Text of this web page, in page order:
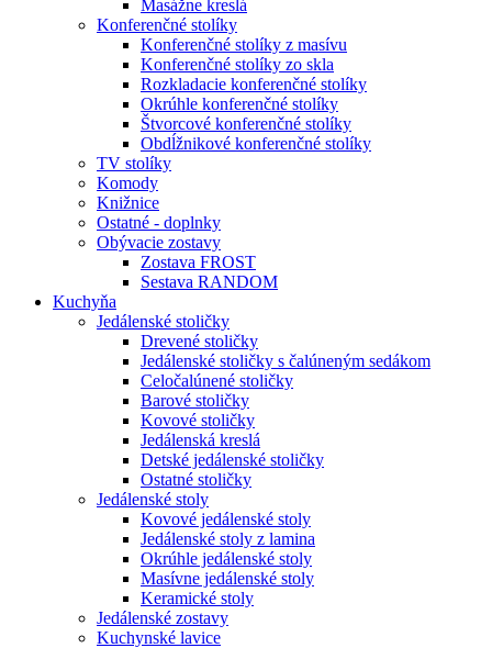
Masážne kreslá
Konferenčné stolíky
Konferenčné stolíky z masívu
Konferenčné stolíky zo skla
Rozkladacie konferenčné stolíky
Okrúhle konferenčné stolíky
Štvorcové konferenčné stolíky
Obdĺžnikové konferenčné stolíky
TV stolíky
Komody
Knižnice
Ostatné - doplnky
Obývacie zostavy
Zostava FROST
Sestava RANDOM
Kuchyňa
Jedálenské stoličky
Drevené stoličky
Jedálenské stoličky s čalúneným sedákom
Celočalúnené stoličky
Barové stoličky
Kovové stoličky
Jedálenská kreslá
Detské jedálenské stoličky
Ostatné stoličky
Jedálenské stoly
Kovové jedálenské stoly
Jedálenské stoly z lamina
Okrúhle jedálenské stoly
Masívne jedálenské stoly
Keramické stoly
Jedálenské zostavy
Kuchynské lavice